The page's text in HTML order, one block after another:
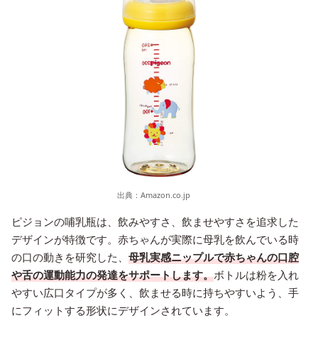
出典： Amazon.co.jp
ピジョンの哺乳瓶は、飲みやすさ、飲ませやすさを追求した
デザインが特徴です。赤ちゃんが実際に母乳を飲んでいる時
の口の動きを研究した、 母乳実感ニップルで赤ちゃんの口腔
や舌の運動能力の発達をサポートします。ボトルは粉を入れ
やすい広口タイプが多く、飲ませる時に持ちやすいよう、手
にフィットする形状にデザインされています。